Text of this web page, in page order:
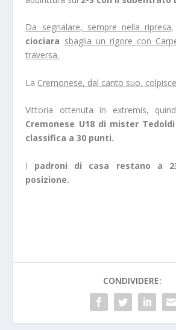
Da segnalare, sempre nella ripresa
ciociara sbaglia un rigore con
traversa.
La Cremonese, dal canto suo,
Vittoria ottenuta in extremis,
Cremonese U18 di mister
classifica a 30 punti.
I padroni di casa restano a
posizione.
CONDIVIDERE: